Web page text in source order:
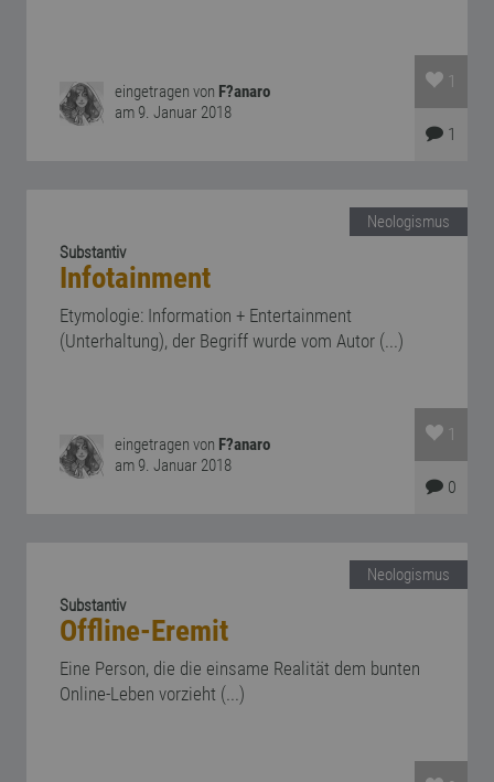
eingetragen von F?anaro
am 9. Januar 2018
1
1
Neologismus
Substantiv
Infotainment
Etymologie: Information + Entertainment
(Unterhaltung), der Begriff wurde vom Autor (...)
eingetragen von F?anaro
am 9. Januar 2018
1
0
Neologismus
Substantiv
Offline-Eremit
Eine Person, die die einsame Realität dem bunten
Online-Leben vorzieht (...)